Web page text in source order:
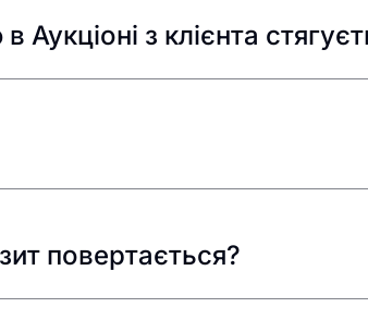
з клієнта
повертається?